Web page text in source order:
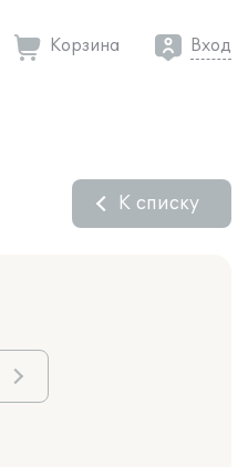
Корзина Вход
К списку